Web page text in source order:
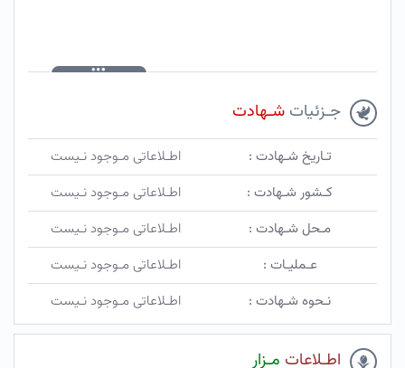
جـزئیات شـهادت
تـاریخ شـهادت :
اطـلاعاتی مـوجود نـیست
کـشور شـهادت :
اطـلاعاتی مـوجود نـیست
مـحل شـهادت :
اطـلاعاتی مـوجود نـیست
عـملیـات :
اطـلاعاتی مـوجود نـیست
نـحوه شـهادت :
اطـلاعاتی مـوجود نـیست
اطـلاعات مـزار